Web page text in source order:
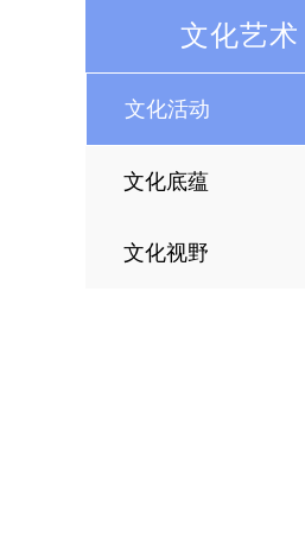
文化艺术
文化活动
文化底蕴
文化视野